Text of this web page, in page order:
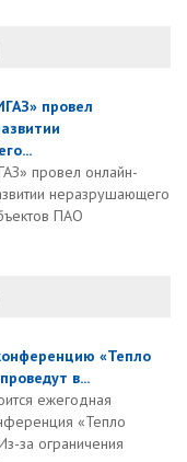
провел
провел онлайн-
неразрушающего
ПАО
«Тепло
в...
ежегодная
«Тепло
за ограничения